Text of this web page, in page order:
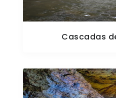
Cascadas